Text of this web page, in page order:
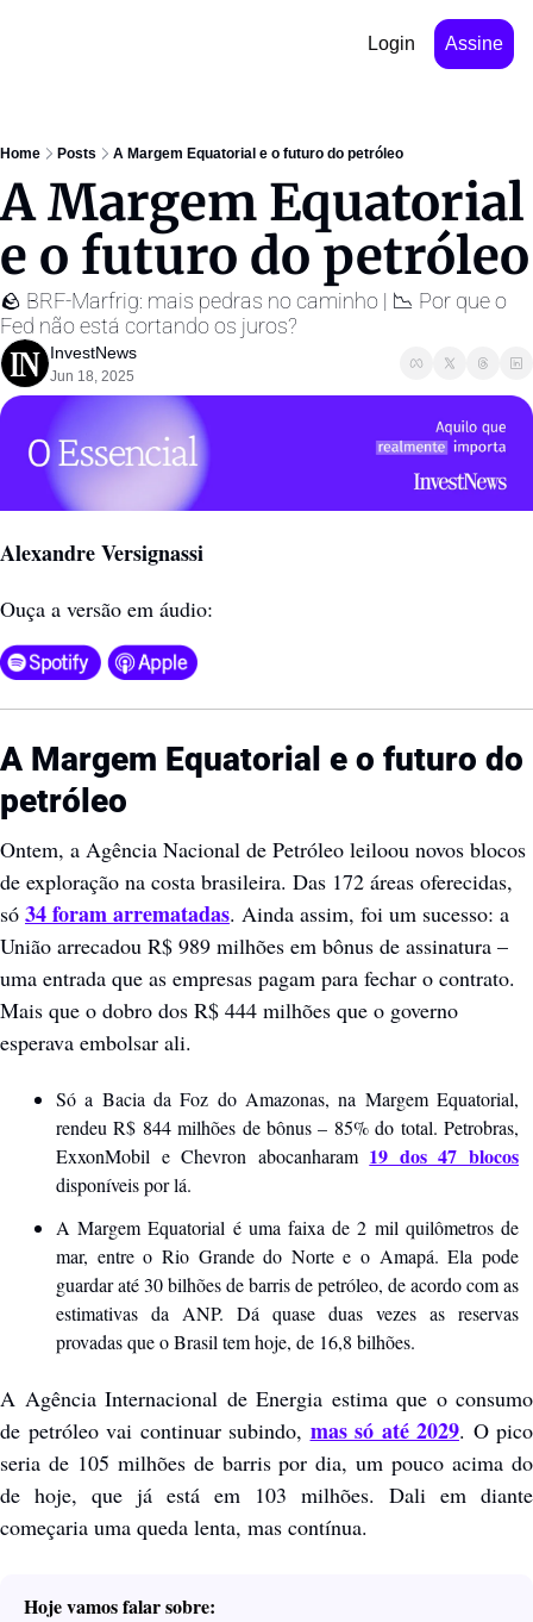
Login Assine
Home Posts A Margem Equatorial e o futuro do petróleo
A Margem Equatorial
e o futuro do petróleo
🪨 BRF-Marfrig: mais pedras no caminho | 📉 Por que o
Fed não está cortando os juros?
InvestNews ㅤ
Jun 18, 2025
Alexandre Versignassi
Ouça a versão em áudio:
A Margem Equatorial e o futuro do
petróleo
Ontem, a Agência Nacional de Petróleo leiloou novos blocos
de exploração na costa brasileira. Das 172 áreas oferecidas,
só 34 foram arrematadas. Ainda assim, foi um sucesso: a
União arrecadou R$ 989 milhões em bônus de assinatura –
uma entrada que as empresas pagam para fechar o contrato.
Mais que o dobro dos R$ 444 milhões que o governo
esperava embolsar ali.
Só a Bacia da Foz do Amazonas, na Margem Equatorial,
rendeu R$ 844 milhões de bônus – 85% do total. Petrobras,
ExxonMobil e Chevron abocanharam 19 dos 47 blocos
disponíveis por lá.
A Margem Equatorial é uma faixa de 2 mil quilômetros de
mar, entre o Rio Grande do Norte e o Amapá. Ela pode
guardar até 30 bilhões de barris de petróleo, de acordo com as
estimativas da ANP. Dá quase duas vezes as reservas
provadas que o Brasil tem hoje, de 16,8 bilhões.
A Agência Internacional de Energia estima que o consumo
de petróleo vai continuar subindo, mas só até 2029. O pico
seria de 105 milhões de barris por dia, um pouco acima do
de hoje, que já está em 103 milhões. Dali em diante
começaria uma queda lenta, mas contínua.
Hoje vamos falar sobre: